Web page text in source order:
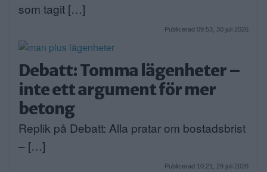
som tagit […]
Publicerad 09:53, 30 juli 2026
Debatt: Tomma lägenheter –
inte ett argument för mer
betong
Replik på Debatt: Alla pratar om bostadsbrist
– […]
Publicerad 10:21, 29 juli 2026